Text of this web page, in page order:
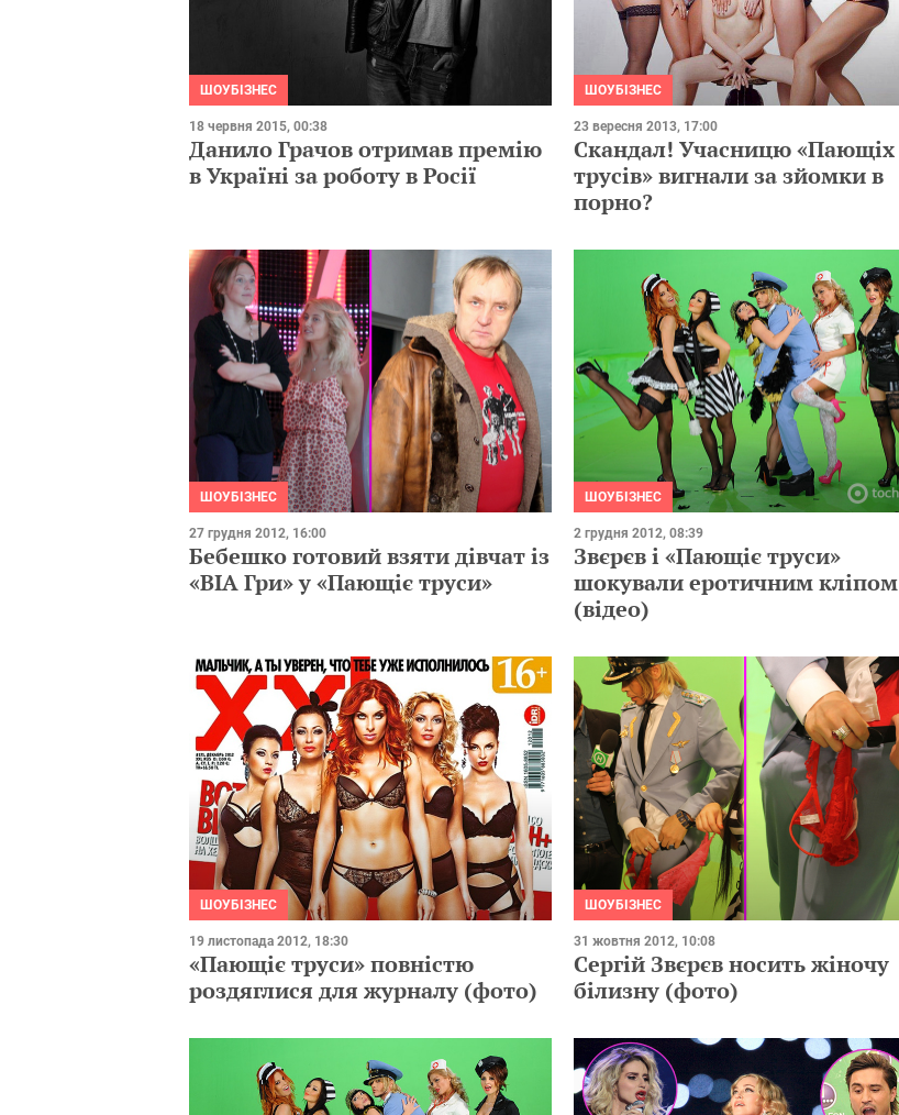
ШОУБІЗНЕС
18 червня 2015, 00:38
Данило Грачов отримав премію
в Україні за роботу в Росії
ШОУБІЗНЕС
23 вересня 2013, 17:00
Скандал! Учасницю «Пающіх
трусів» вигнали за зйомки в
порно?
ШОУБІЗНЕС
27 грудня 2012, 16:00
Бебешко готовий взяти дівчат із
«ВІА Гри» у «Пающіє труси»
ШОУБІЗНЕС
2 грудня 2012, 08:39
Звєрєв і «Пающіє труси»
шокували еротичним кліпом
(відео)
ШОУБІЗНЕС
19 листопада 2012, 18:30
«Пающіє труси» повністю
роздяглися для журналу (фото)
ШОУБІЗНЕС
31 жовтня 2012, 10:08
Сергій Звєрєв носить жіночу
білизну (фото)